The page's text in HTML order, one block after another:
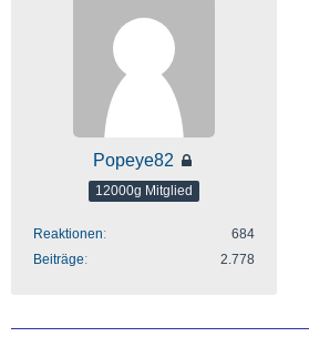
Popeye82
12000g Mitglied
Reaktionen
684
Beiträge
2.778